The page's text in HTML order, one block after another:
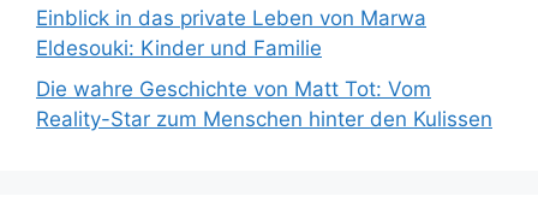
Einblick in das private Leben von Marwa
Eldesouki: Kinder und Familie
Die wahre Geschichte von Matt Tot: Vom
Reality-Star zum Menschen hinter den Kulissen